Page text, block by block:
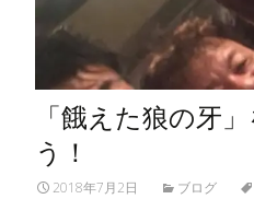
「餓えた狼の牙
う！
2018年7月2日 ブログ